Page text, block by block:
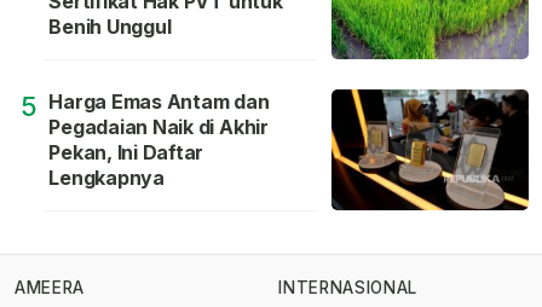
Benih Unggul
5 Harga Emas Antam dan
Pegadaian Naik di Akhir
Pekan, Ini Daftar
Lengkapnya
AMEERA
INTERNASIONAL